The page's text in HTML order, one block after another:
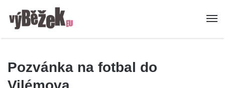
Pozvánka na fotbal do